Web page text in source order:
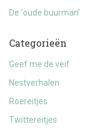
De ‘oude buurman’
Categorieën
Geef me de veif
Nestverhalen
Roereitjes
Twittereitjes